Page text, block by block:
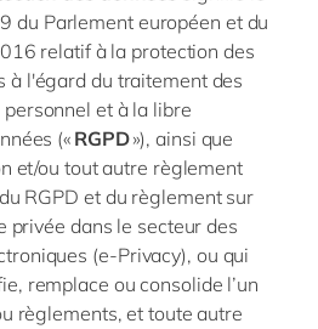
du Parlement européen et du
relatif à la protection des
à l'égard du traitement des
et à la libre
(« RGPD»), ainsi que
et/ou tout autre règlement
RGPD et du règlement sur
privée dans le secteur des
(e-Privacy), ou qui
remplace ou consolide l’un
règlements, et toute autre